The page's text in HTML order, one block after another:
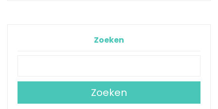
Zoeken
Zoeken